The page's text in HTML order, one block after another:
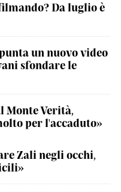
Da luglio è
un nuovo video
sfondare le
Monte Verità,
per l'accaduto»
Zali negli occhi,